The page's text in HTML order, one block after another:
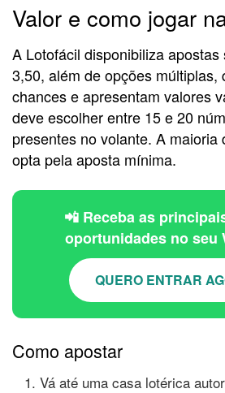
Valor e como jogar
A Lotofácil disponibiliza
3,50, além de opções múltiplas,
chances e apresentam valores
deve escolher entre 15 e 20
presentes no volante. A maioria
opta pela aposta mínima.
📲 Receba as
oportunidades no seu
QUERO ENTRAR
Como apostar
Vá até uma casa lotérica